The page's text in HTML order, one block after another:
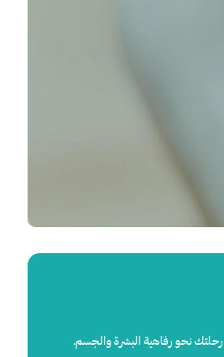
رحلتكنحورفاهيةالبشرةوالجسم.